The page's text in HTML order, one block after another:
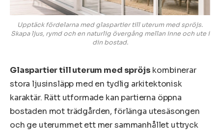
Upptäck fördelarna med glaspartier till uterum med spröjs.
Skapa ljus, rymd och en naturlig övergång mellan inne och ute i
din bostad.
Glaspartier till uterum med spröjs kombinerar
stora ljusinsläpp med en tydlig arkitektonisk
karaktär. Rätt utformade kan partierna öppna
bostaden mot trädgården, förlänga utesäsongen
och ge uterummet ett mer sammanhållet uttryck